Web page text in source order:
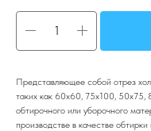
Представляющее собой отрез
таких как 60х60, 75х100, 50х75,
обтирочного или уборочного
производстве в качестве